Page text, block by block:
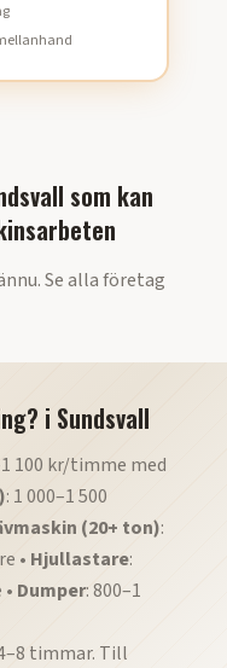
som kan
Se alla företag
i Sundsvall
100 kr/timme med
: 1 000–1 500
(20+ ton):
• Hjullastare:
Dumper: 800–1
timmar. Till